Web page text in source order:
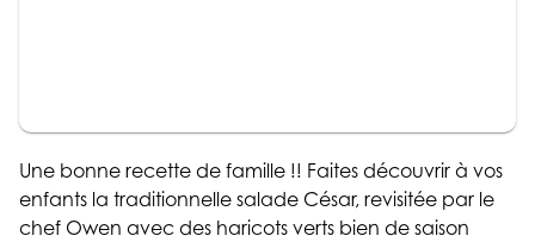
Une bonne recette de famille !! Faites découvrir à vos
enfants la traditionnelle salade César, revisitée par le
chef Owen avec des haricots verts bien de saison